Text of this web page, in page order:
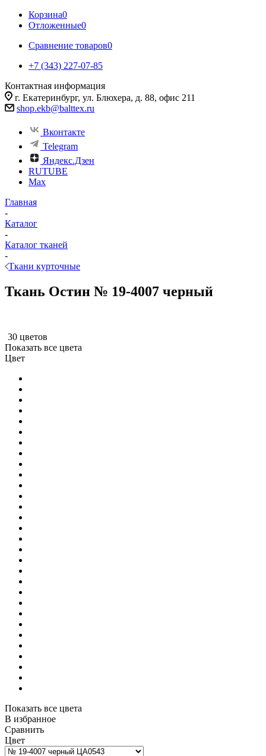
Корзина0
Отложенные0
Сравнение товаров0
+7 (343) 227-07-85
Контактная информация
г. Екатеринбург, ул. Блюхера, д. 88, офис 211
shop.ekb@balttex.ru
Вконтакте
Telegram
Яндекс.Дзен
RUTUBE
Max
Главная
-
Каталог
-
Каталог тканей
-
Ткани курточные
Ткань Остин № 19-4007 черный
30 цветов
Показать все цвета
Цвет
Показать все цвета
В избранное
Сравнить
Цвет